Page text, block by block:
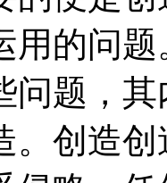
用的问
问题，
。创造